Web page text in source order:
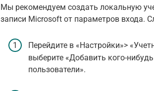
Мы рекомендуем создать локальную
записи Microsoft от параметров входа.
Перейдите в «Настройки»>
выберите «Добавить кого-
пользователи».